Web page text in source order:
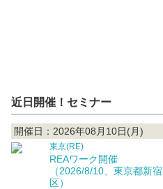
近日開催！セミナー
開催日：2026年08月10日(月)
東京(RE)
REAワーク開催
（2026/8/10、東京都新宿
区）